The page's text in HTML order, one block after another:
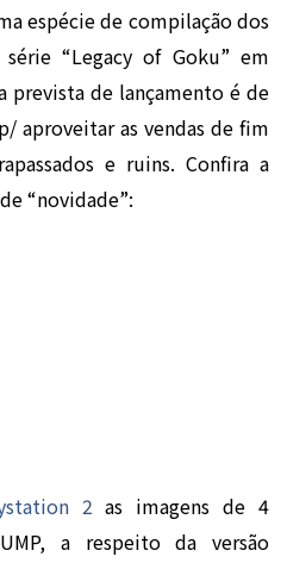
espécie de compilação dos
“Legacy of Goku” em
prevista de lançamento é de
aproveitar as vendas de fim
e ruins. Confira a
“novidade”:
2 as imagens de 4
a respeito da versão